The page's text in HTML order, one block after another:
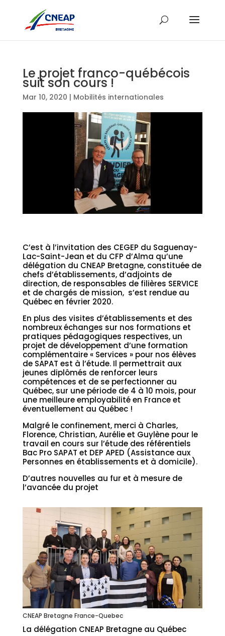
Le projet franco-québécois
suit son cours !
Mar 10, 2020 | Mobilités internationales
C’est à l’invitation des CEGEP du Saguenay-
Lac-Saint-Jean et du CFP d’Alma qu’une
délégation du CNEAP Bretagne, constituée de
chefs d’établissements, d’adjoints de
direction, de responsables de filières SERVICE
et de chargés de mission, s’est rendue au
Québec en février 2020.
En plus des visites d’établissements et des
nombreux échanges sur nos formations et
pratiques pédagogiques respectives, un
projet de développement d’une formation
complémentaire « Services » pour nos élèves
de SAPAT est à l’étude. Il permettrait aux
jeunes diplômés de renforcer leurs
compétences et de se perfectionner au
Québec, sur une période de 4 à 10 mois, pour
une meilleure employabilité en France et
éventuellement au Québec !
Malgré le confinement, merci à Charles,
Florence, Christian, Aurélie et Guylène pour le
travail en cours sur l’étude des référentiels
Bac Pro SAPAT et DEP APED (Assistance aux
Personnes en établissements et à domicile).
D’autres nouvelles au fur et à mesure de
l’avancée du projet
CNEAP Bretagne France-Quebec
La délégation CNEAP Bretagne au Québec